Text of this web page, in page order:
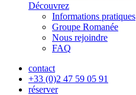
Découvrez
Informations pratiques
Groupe Romanée
Nous rejoindre
FAQ
contact
+33 (0)2 47 59 05 91
réserver